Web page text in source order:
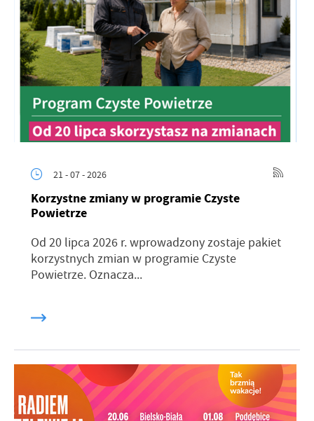
21 - 07 - 2026
Korzystne zmiany w programie Czyste
Powietrze
Od 20 lipca 2026 r. wprowadzony zostaje pakiet
korzystnych zmian w programie Czyste
Powietrze. Oznacza...